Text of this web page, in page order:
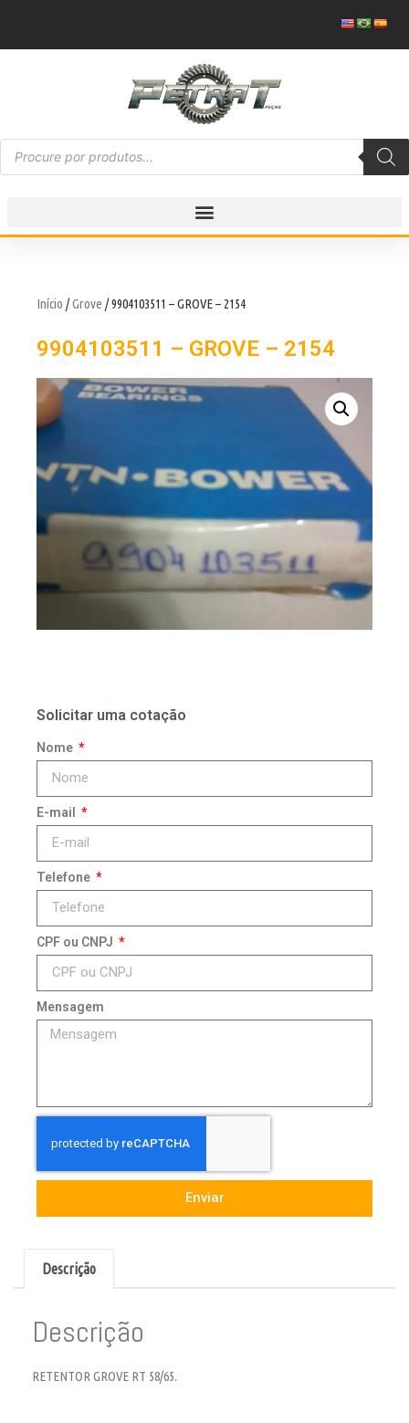
Início /Grove / 9904103511 – GROVE – 2154
9904103511 – GROVE – 2154
Solicitar uma cotação
Nome
E-mail
Telefone
CPF ou CNPJ
Mensagem
Enviar
Descrição
Descrição
RETENTOR GROVE RT 58/65.